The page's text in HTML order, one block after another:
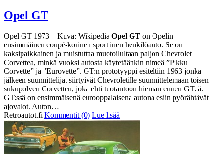
Opel GT
Opel GT 1973 – Kuva: Wikipedia Opel GT on Opelin
ensimmäinen coupé-korinen sporttinen henkilöauto. Se on
kaksipaikkainen ja muistuttaa muotoilultaan paljon Chevrolet
Corvettea, minkä vuoksi autosta käytetäänkin nimeä ”Pikku
Corvette” ja ”Eurovette”. GT:n prototyyppi esiteltiin 1963 jonka
jälkeen suunnittelijat siirtyivät Chevroletille suunnittelemaan toisen
sukupolven Corvetten, joka ehti tuotantoon hieman ennen GT:tä.
GT:ssä on ensimmäisenä eurooppalaisena autona esiin pyörähtävät
ajovalot. Auton…
Retroautot.fi Kommentit (0) Lue lisää